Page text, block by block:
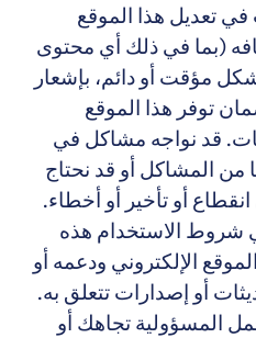
هذا الموقع
(بما في ذلك أي محتوى
مؤقت أو دائم، بإشعار
توفر هذا الموقع
قد نواجه مشاكل في
المشاكل أو قد نحتاج
أو تأخير أو أخطاء.
الاستخدام هذه
الإلكتروني ودعمه أو
أو إصدارات تتعلق به.
المسؤولية تجاهك أو